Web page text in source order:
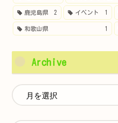
鹿児島県 2 イベント 1
和歌山県 1
Archive